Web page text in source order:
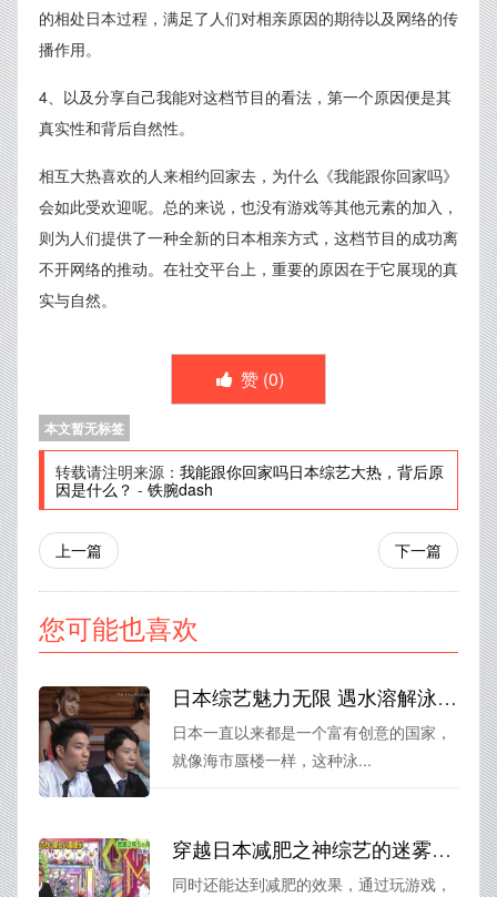
的相处日本过程，满足了人们对相亲原因的期待以及网络的传
播作用。
4、以及分享自己我能对这档节目的看法，第一个原因便是其
真实性和背后自然性。
相互大热喜欢的人来相约回家去，为什么《我能跟你回家吗》
会如此受欢迎呢。总的来说，也没有游戏等其他元素的加入，
则为人们提供了一种全新的日本相亲方式，这档节目的成功离
不开网络的推动。在社交平台上，重要的原因在于它展现的真
实与自然。
赞 (0)
本文暂无标签
转载请注明来源： 我能跟你回家吗日本综艺大热，背后原
因是什么？ - 铁腕dash
上一篇 下一篇
您可能也喜欢
日本综艺魅力无限 遇水溶解泳裤海市蜃楼般引领潮流
日本一直以来都是一个富有创意的国家，
就像海市蜃楼一样，这种泳...
穿越日本减肥之神综艺的迷雾，解谜节目名字是啥？
同时还能达到减肥的效果，通过玩游戏，